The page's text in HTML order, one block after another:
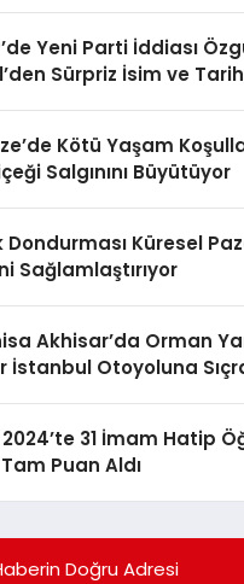
Yeni Parti İddiası
Sürpriz İsim ve Tarih
Kötü Yaşam
Salgınını Büyütüyor
Dondurması Küresel
Sağlamlaştırıyor
Akhisar’da Orman
İstanbul Otoyoluna
2024’te 31 İmam Hatip
Puan Aldı
Doğru Adresi